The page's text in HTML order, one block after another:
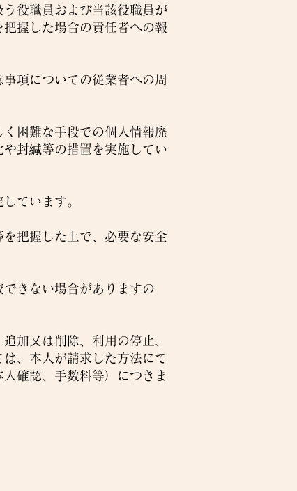
役職員および当該役職員が
握した場合の責任者への報
項についての従業者への周
困難な手段での個人情報廃
封緘等の措置を実施してい
ています。
把握した上で、必要な安全
きない場合がありますの
加又は削除、利用の停止、
、本人が請求した方法にて
確認、手数料等）につきま